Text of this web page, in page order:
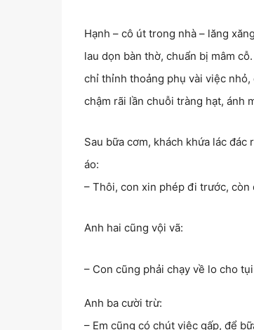
Hạnh – cô út trong nhà – lăng
lau dọn bàn thờ, chuẩn bị mâm
chỉ thỉnh thoảng phụ vài việc
chậm rãi lần chuỗi tràng hạt, ánh
Sau bữa cơm, khách khứa lác
áo:
– Thôi, con xin phép đi trước, còn
Anh hai cũng vội vã:
– Con cũng phải chạy về lo cho
Anh ba cười trừ:
– Em cũng có chút việc gấp, để